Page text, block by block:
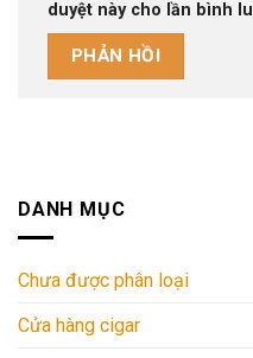
duyệt này cho lần bình
DANH MỤC
Chưa được phân loại
Cửa hàng cigar